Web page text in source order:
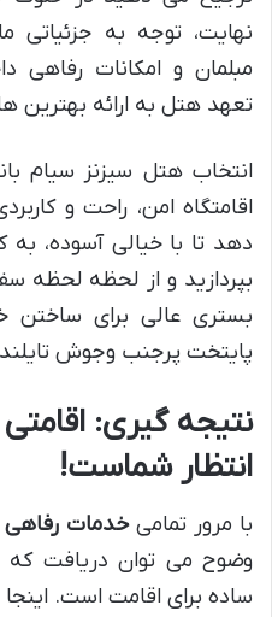
نهایت، توجه به جزئیاتی
مبلمان و امکانات رفاهی
تعهد هتل به ارائه بهترین
انتخاب هتل سیزنز سیام
اقامتگاه امن، راحت و
دهد تا با خیالی آسوده،
بپردازید و از لحظه لحظه
بستری عالی برای ساختن
پایتخت پرجنب وجوش
نتیجه گیری:
انتظار شماست!
با مرور تمامیخدمات رفاهی
وضوح می توان دریافت که
ساده برای اقامت است.